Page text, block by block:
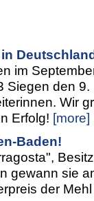
im
Siegen den 9.
Wir
Erfolg! [more]
Baden!
gewann sie
der